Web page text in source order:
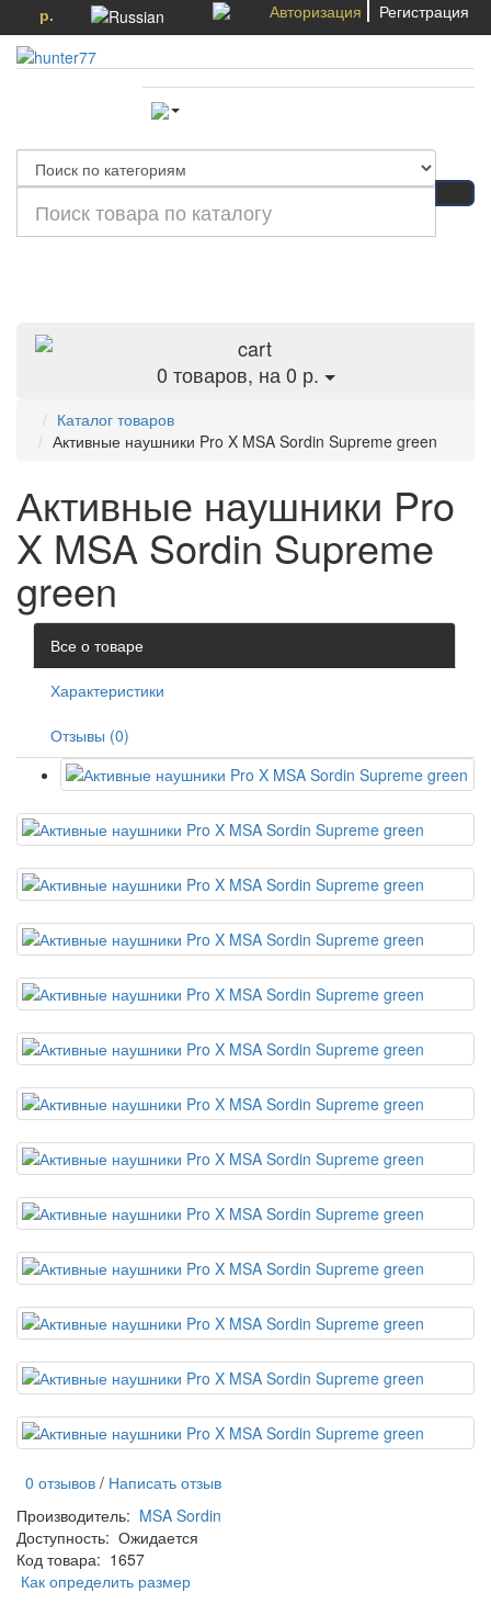
р. Авторизация Регистрация
0 товаров, на 0 р.
Каталог товаров
Активные наушники Pro X MSA Sordin Supreme green
Активные наушники Pro
X MSA Sordin Supreme
green
Все о товаре
Характеристики
Отзывы (0)
0 отзывов / Написать отзыв
Производитель: MSA Sordin
Доступность: Ожидается
Код товара: 1657
Как определить размер